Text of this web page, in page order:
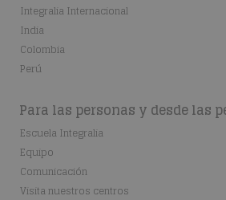
Integralia Internacional
India
Colombia
Perú
Para las personas y desde las
Escuela Integralia
Equipo
Comunicación
Visita nuestros centros